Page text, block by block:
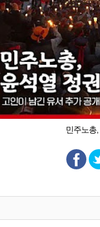
민주노총